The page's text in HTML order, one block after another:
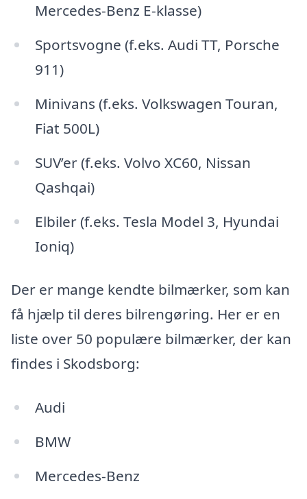
Mercedes-Benz E-klasse)
Sportsvogne (f.eks. Audi TT, Porsche
911)
Minivans (f.eks. Volkswagen Touran,
Fiat 500L)
SUV’er (f.eks. Volvo XC60, Nissan
Qashqai)
Elbiler (f.eks. Tesla Model 3, Hyundai
Ioniq)
Der er mange kendte bilmærker, som kan
få hjælp til deres bilrengøring. Her er en
liste over 50 populære bilmærker, der kan
findes i Skodsborg:
Audi
BMW
Mercedes-Benz